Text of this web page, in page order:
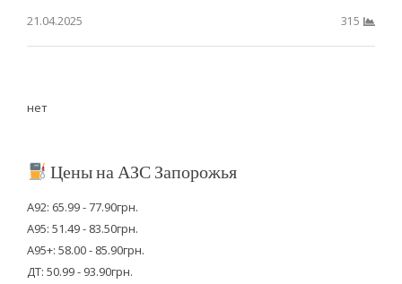
21.04.2025
315
нет
Цены на АЗС Запорожья
А92: 65.99 - 77.90грн.
А95: 51.49 - 83.50грн.
А95+: 58.00 - 85.90грн.
ДТ: 50.99 - 93.90грн.